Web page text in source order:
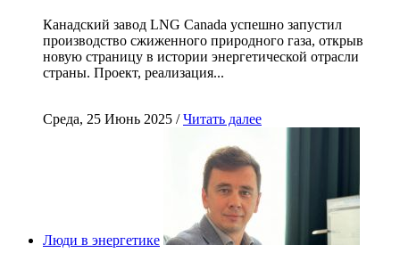
Канадский завод LNG Canada успешно запустил
производство сжиженного природного газа, открыв
новую страницу в истории энергетической отрасли
страны. Проект, реализация...
Среда, 25 Июнь 2025 /Читать далее
Люди в энергетике